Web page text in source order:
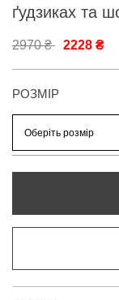
ґудзиках та
2970 ₴ 2228 ₴
РОЗМІР